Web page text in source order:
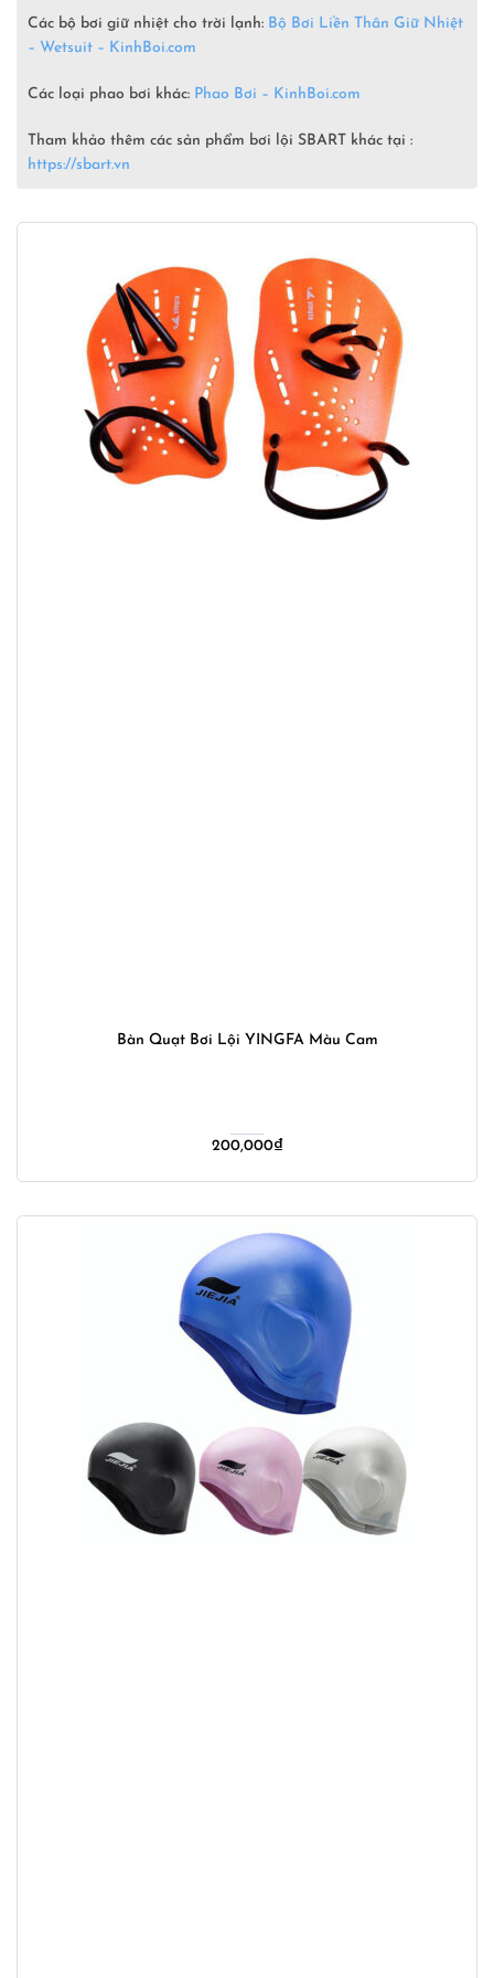
Các bộ bơi giữ nhiệt cho trời lạnh: Bộ Bơi Liền Thân Giữ Nhiệt
– Wetsuit – KinhBoi.com
Các loại phao bơi khác: Phao Bơi – KinhBoi.com
Tham khảo thêm các sản phẩm bơi lội SBART khác tại :
https://sbart.vn
Bàn Quạt Bơi Lội YINGFA Màu Cam
200,000₫